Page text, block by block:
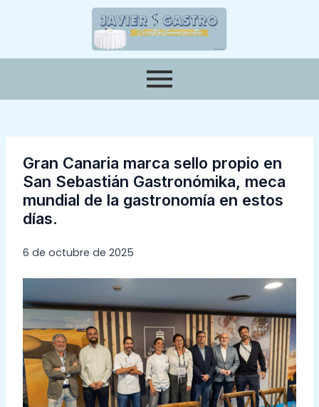
Gran Canaria marca sello propio en
San Sebastián Gastronómika, meca
mundial de la gastronomía en estos
días.
6 de octubre de 2025